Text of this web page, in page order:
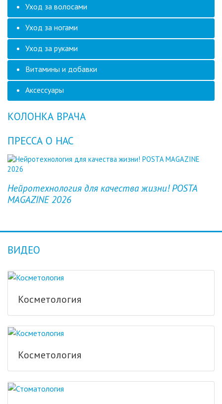
Уход за волосами
Уход за ногами
Уход за руками
Витамины и добавки
Аксессуары
КОЛОНКА ВРАЧА
ПРЕССА О НАС
Нейротехнология для качества жизни! POSTA
MAGAZINE 2026
Previous
ВИДЕО
Косметология
Косметология